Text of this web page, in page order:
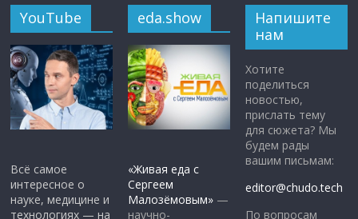
YouTube
Всё самое
интересное о
науке, медицине и
технологиях — на
eda.show
«Живая еда с
Сергеем
Малозёмовым» —
научно-
Напишите
нам
Хотите
поделиться
новостью,
прислать тему
для сюжета? Мы
будем рады
вашим письмам:
editor@chudo.tech
По вопросам